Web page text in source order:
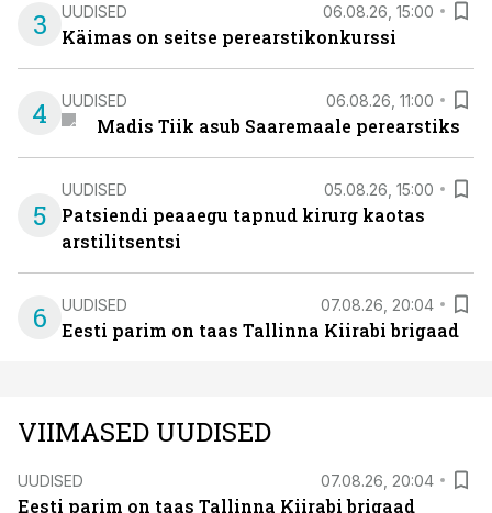
3 UUDISED 06.08.26, 15:00
Käimas on seitse perearstikonkurssi
4 UUDISED 06.08.26, 11:00
Madis Tiik asub Saaremaale perearstiks
5
UUDISED 05.08.26, 15:00
Patsiendi peaaegu tapnud kirurg kaotas
arstilitsentsi
6 UUDISED 07.08.26, 20:04
Eesti parim on taas Tallinna Kiirabi brigaad
VIIMASED UUDISED
UUDISED 07.08.26, 20:04
Eesti parim on taas Tallinna Kiirabi brigaad